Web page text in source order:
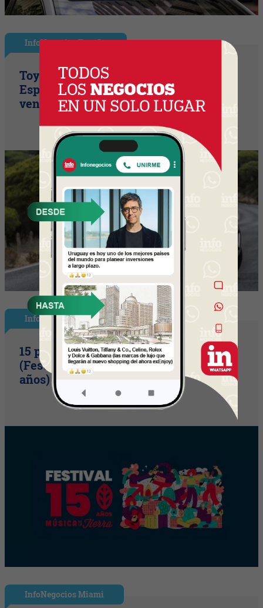
InfoNegocios España
Toyota consolida su liderazgo en
España en julio tras hacer crecer sus
ventas un 10% en 2026
InfoShow
15 primaveras tienes que cumplir
(Festival Música de la Tierra celebra 15
años)
InfoNegocios Miami